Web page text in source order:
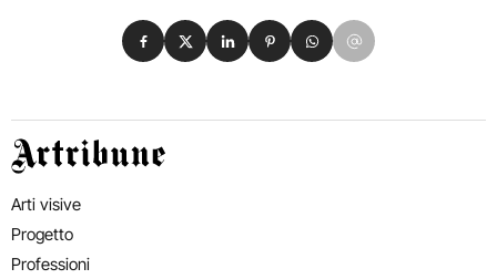
Condividi su Facebook
Condividi su X
Condividi su LinkedIn
Condividi su Pinterest
Condividi su WhatsApp
Condividi su Email
Artribune
Arti visive
Progetto
Professioni